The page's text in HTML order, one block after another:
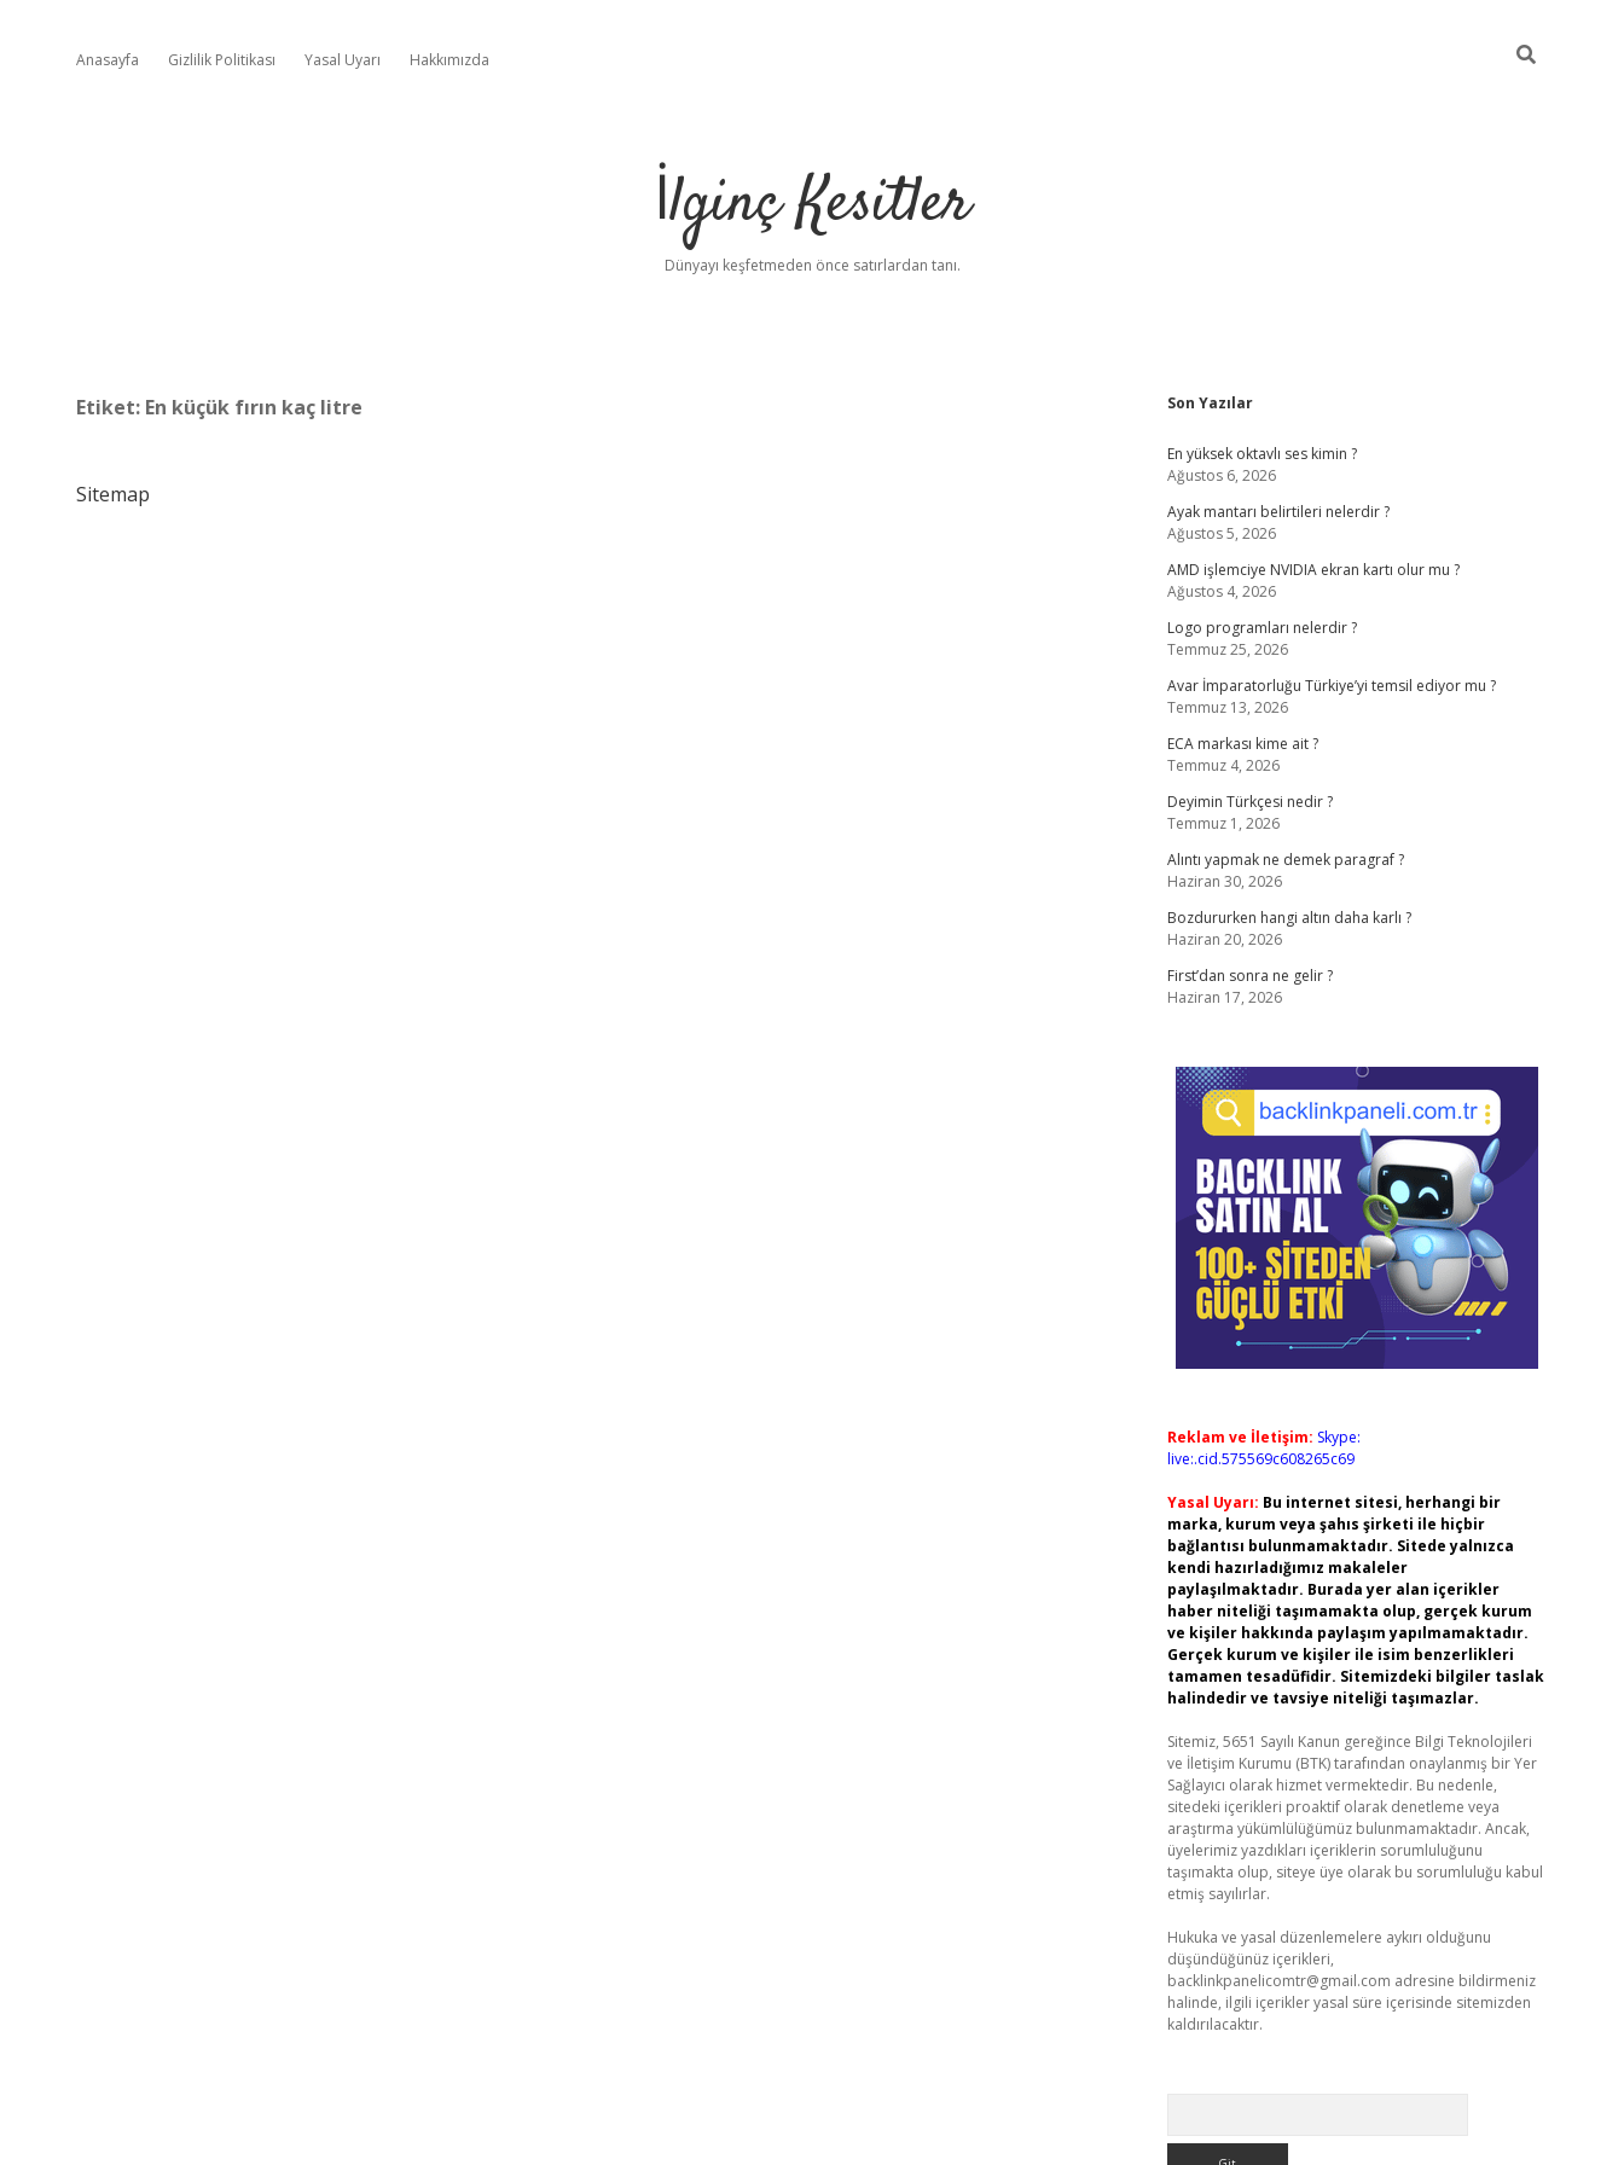
Anasayfa Gizlilik Politikası Yasal Uyarı Hakkımızda
İlginç Kesitler
Dünyayı keşfetmeden önce satırlardan tanı.
Etiket: En küçük fırın kaç litre
Sitemap
Sidebar
Son Yazılar
En yüksek oktavlı ses kimin ?
Ağustos 6, 2026
Ayak mantarı belirtileri nelerdir ?
Ağustos 5, 2026
AMD işlemciye NVIDIA ekran kartı olur mu ?
Ağustos 4, 2026
Logo programları nelerdir ?
Temmuz 25, 2026
Avar İmparatorluğu Türkiye’yi temsil ediyor mu ?
Temmuz 13, 2026
ECA markası kime ait ?
Temmuz 4, 2026
Deyimin Türkçesi nedir ?
Temmuz 1, 2026
Alıntı yapmak ne demek paragraf ?
Haziran 30, 2026
Bozdururken hangi altın daha karlı ?
Haziran 20, 2026
First’dan sonra ne gelir ?
Haziran 17, 2026
Reklam ve İletişim: Skype:
live:.cid.575569c608265c69
Yasal Uyarı: Bu internet sitesi, herhangi bir
marka, kurum veya şahıs şirketi ile hiçbir
bağlantısı bulunmamaktadır. Sitede yalnızca
kendi hazırladığımız makaleler
paylaşılmaktadır. Burada yer alan içerikler
haber niteliği taşımamakta olup, gerçek kurum
ve kişiler hakkında paylaşım yapılmamaktadır.
Gerçek kurum ve kişiler ile isim benzerlikleri
tamamen tesadüfidir. Sitemizdeki bilgiler taslak
halindedir ve tavsiye niteliği taşımazlar.
Sitemiz, 5651 Sayılı Kanun gereğince Bilgi Teknolojileri
ve İletişim Kurumu (BTK) tarafından onaylanmış bir Yer
Sağlayıcı olarak hizmet vermektedir. Bu nedenle,
sitedeki içerikleri proaktif olarak denetleme veya
araştırma yükümlülüğümüz bulunmamaktadır. Ancak,
üyelerimiz yazdıkları içeriklerin sorumluluğunu
taşımakta olup, siteye üye olarak bu sorumluluğu kabul
etmiş sayılırlar.
Hukuka ve yasal düzenlemelere aykırı olduğunu
düşündüğünüz içerikleri,
backlinkpanelicomtr@gmail.com adresine bildirmeniz
halinde, ilgili içerikler yasal süre içerisinde sitemizden
kaldırılacaktır.